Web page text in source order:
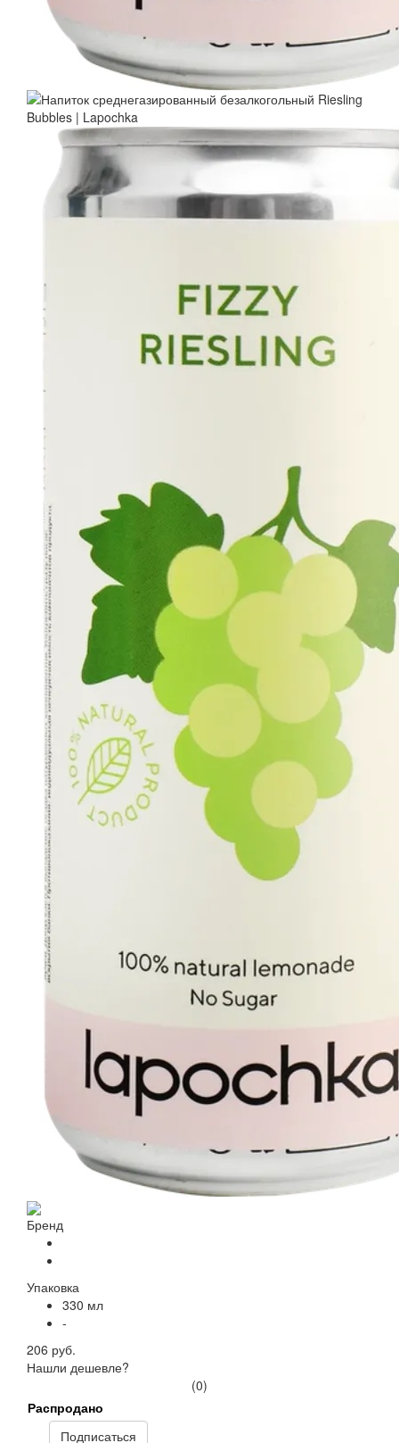
Бренд
Упаковка
330 мл
-
206 руб.
Нашли дешевле?
(0)
Распродано
Подписаться